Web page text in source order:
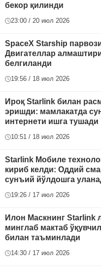
бекор қилинди
23:00 / 20 июл 2026
SpaceX Starship
Двигателлар
белгиланди
19:56 / 18 июл 2026
Ироқ Starlink билан
эришди: мамлакатда
интернети ишга тушади
10:51 / 18 июл 2026
Starlink Мобиле
кириб келди: Оддий
сунъий йўлдошга
19:26 / 17 июл 2026
Илон Маскнинг Starlink
минглаб мактаб
билан таъминлади
14:30 / 17 июл 2026